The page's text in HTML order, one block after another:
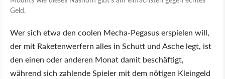
Geld.
Wer sich etwa den coolen Mecha-Pegasus erspielen will,
der mit Raketenwerfern alles in Schutt und Asche legt, ist
den einen oder anderen Monat damit beschäftigt,
während sich zahlende Spieler mit dem nötigen Kleingeld